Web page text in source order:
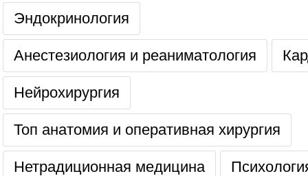
Эндокринология
Анестезиология и реаниматология
Нейрохирургия
Топ анатомия и оперативная хирургия
Нетрадиционная медицина